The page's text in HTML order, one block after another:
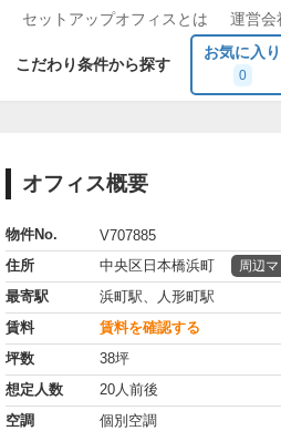
セットアップオフィスとは 運営会
こだわり条件から探す
お気に入り
0
オフィス概要
物件No.
V707885
住所
中央区日本橋浜町 周辺
最寄駅
浜町駅、人形町駅
賃料
賃料を確認する
坪数
38坪
想定人数
20人前後
空調
個別空調